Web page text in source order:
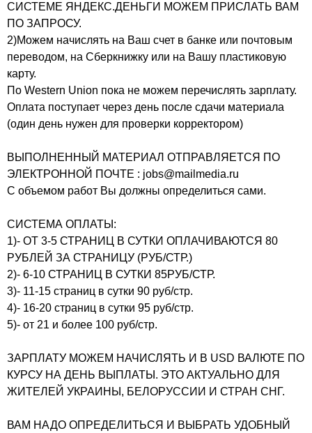
СИСТЕМЕ ЯНДЕКС.ДЕНЬГИ МОЖЕМ ПРИСЛАТЬ ВАМ
ПО ЗАПРОСУ.
2)Можем начислять на Ваш счет в банке или почтовым
переводом, на Сберкнижку или на Вашу пластиковую
карту.
По Western Union пока не можем перечислять зарплату.
Оплата поступает через день после сдачи материала
(один день нужен для проверки корректором)
ВЫПОЛНЕННЫЙ МАТЕРИАЛ ОТПРАВЛЯЕТСЯ ПО
ЭЛЕКТРОННОЙ ПОЧТЕ : jobs@mailmedia.ru
С объемом работ Вы должны определиться сами.
СИСТЕМА ОПЛАТЫ:
1)- ОТ 3-5 СТРАНИЦ В СУТКИ ОПЛАЧИВАЮТСЯ 80
РУБЛЕЙ ЗА СТРАНИЦУ (РУБ/СТР.)
2)- 6-10 СТРАНИЦ В СУТКИ 85РУБ/СТР.
3)- 11-15 страниц в сутки 90 руб/стр.
4)- 16-20 страниц в сутки 95 руб/стр.
5)- от 21 и более 100 руб/стр.
ЗАРПЛАТУ МОЖЕМ НАЧИСЛЯТЬ И В USD ВАЛЮТЕ ПО
КУРСУ НА ДЕНЬ ВЫПЛАТЫ. ЭТО АКТУАЛЬНО ДЛЯ
ЖИТЕЛЕЙ УКРАИНЫ, БЕЛОРУССИИ И СТРАН СНГ.
ВАМ НАДО ОПРЕДЕЛИТЬСЯ И ВЫБРАТЬ УДОБНЫЙ